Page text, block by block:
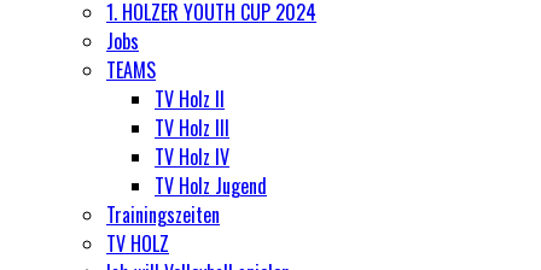
1. HOLZER YOUTH CUP 2024
Jobs
TEAMS
TV Holz II
TV Holz III
TV Holz IV
TV Holz Jugend
Trainingszeiten
TV HOLZ